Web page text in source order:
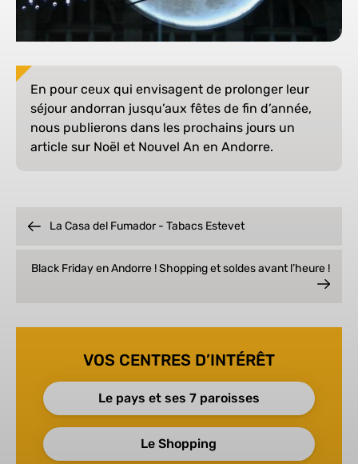
En pour ceux qui envisagent de prolonger leur
séjour andorran jusqu’aux fêtes de fin d’année,
nous publierons dans les prochains jours un
article sur Noël et Nouvel An en Andorre.
VOS CENTRES D’INTÉRÊT
Le pays et ses 7 paroisses
Le Shopping
La Casa del Fumador - Tabacs Estevet
Black Friday en Andorre ! Shopping et soldes avant l’heure !